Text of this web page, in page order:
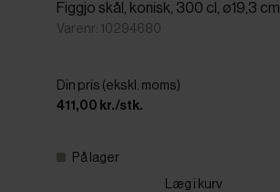
Figgjo skål, konisk, 300 cl, ø19,3 cm
Varenr: 10294680
Din pris (ekskl. moms)
411,00 kr./stk.
På lager
Læg i kurv